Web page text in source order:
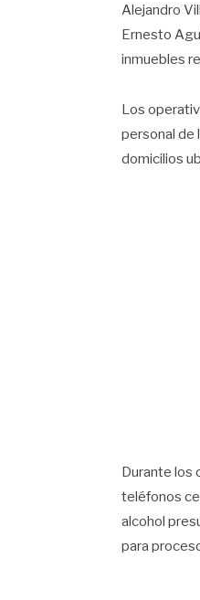
Alejandro
Ernesto
inmuebles
Los
personal de
domicilios
Durante los
teléfonos
alcohol
para